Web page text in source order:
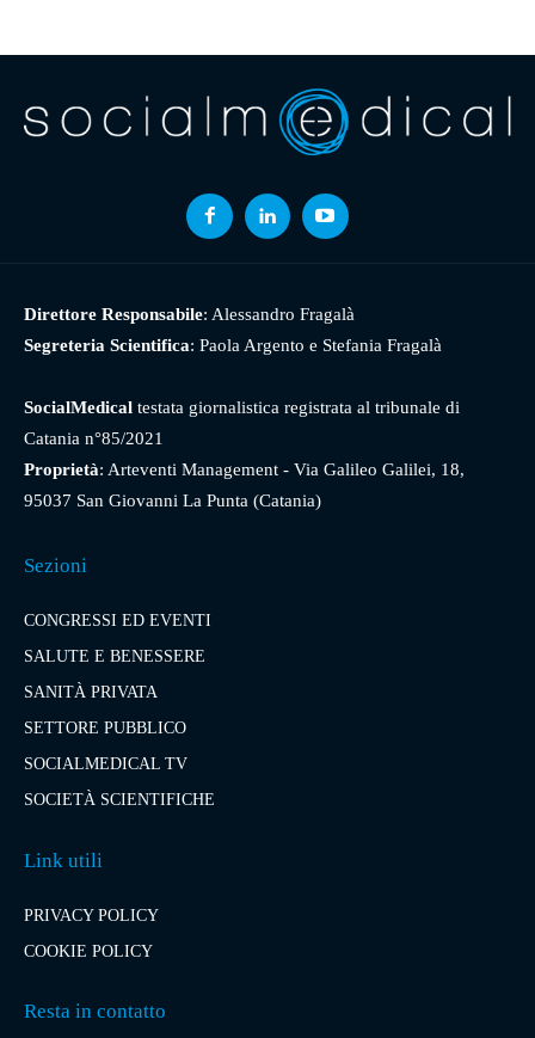
Direttore Responsabile: Alessandro Fragalà
Segreteria Scientifica: Paola Argento e Stefania Fragalà
SocialMedical testata giornalistica registrata al tribunale di
Catania n°85/2021
Proprietà: Arteventi Management - Via Galileo Galilei, 18,
95037 San Giovanni La Punta (Catania)
Sezioni
CONGRESSI ED EVENTI
SALUTE E BENESSERE
SANITÀ PRIVATA
SETTORE PUBBLICO
SOCIALMEDICAL TV
SOCIETÀ SCIENTIFICHE
Link utili
PRIVACY POLICY
COOKIE POLICY
Resta in contatto